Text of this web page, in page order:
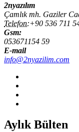
2nyazılım
Çamlık mh. Gaziler
Telefon:+90 536 711
Gsm:
053671154 59
E-mail
info@2nyazilim.com
Aylık Bülten